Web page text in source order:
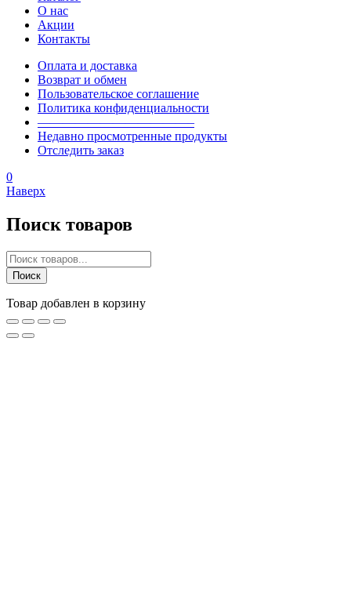
О нас
Акции
Контакты
Оплата и доставка
Возврат и обмен
Пользовательское соглашение
Политика конфиденциальности
————————————–
Недавно просмотренные продукты
Отследить заказ
0
Наверх
Поиск товаров
Поиск
товаров
Поиск
Товар добавлен в корзину